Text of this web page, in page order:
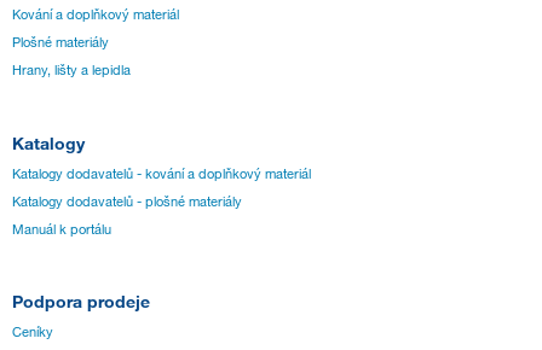
Kování a doplňkový materiál
Plošné materiály
Hrany, lišty a lepidla
Katalogy
Katalogy dodavatelů - kování a doplňkový materiál
Katalogy dodavatelů - plošné materiály
Manuál k portálu
Podpora prodeje
Ceníky